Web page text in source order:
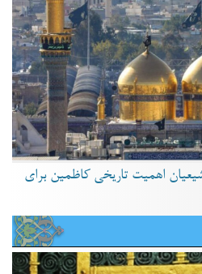
اهمیت تاریخی کاظمین برای